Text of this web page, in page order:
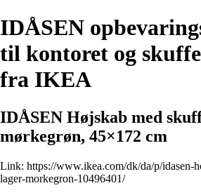
IDÅSEN
til kontoret og
fra IKEA
IDÅSEN Højskab med
mørkegrøn, 45×172 cm
Link: https://www.ikea.com/dk/da/p/idasen-
lager-morkegron-10496401/